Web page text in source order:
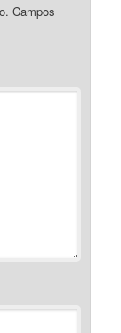
Campos